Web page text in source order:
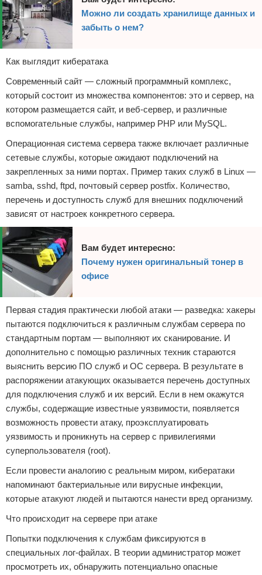
Можно ли создать хранилище данных и
забыть о нем?
Как выглядит кибератака
Современный сайт — сложный программный комплекс,
который состоит из множества компонентов: это и сервер, на
котором размещается сайт, и веб-сервер, и различные
вспомогательные службы, например PHP или MySQL.
Операционная система сервера также включает различные
сетевые службы, которые ожидают подключений на
закрепленных за ними портах. Пример таких служб в Linux —
samba, sshd, ftpd, почтовый сервер postfix. Количество,
перечень и доступность служб для внешних подключений
зависят от настроек конкретного сервера.
Вам будет интересно:
Почему нужен оригинальный тонер в
офисе
Первая стадия практически любой атаки — разведка: хакеры
пытаются подключиться к различным службам сервера по
стандартным портам — выполняют их сканирование. И
дополнительно с помощью различных техник стараются
выяснить версию ПО служб и ОС сервера. В результате в
распоряжении атакующих оказывается перечень доступных
для подключения служб и их версий. Если в нем окажутся
службы, содержащие известные уязвимости, появляется
возможность провести атаку, проэксплуатировать
уязвимость и проникнуть на сервер с привилегиями
суперпользователя (root).
Если провести аналогию с реальным миром, кибератаки
напоминают бактериальные или вирусные инфекции,
которые атакуют людей и пытаются нанести вред организму.
Что происходит на сервере при атаке
Попытки подключения к службам фиксируются в
специальных лог-файлах. В теории администратор может
просмотреть их, обнаружить потенциально опасные